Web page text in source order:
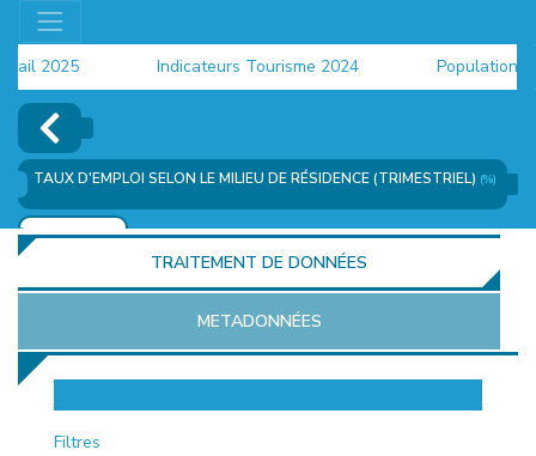
2025 Indicateurs Tourisme 2024 Population
TAUX D'EMPLOI SELON LE MILIEU DE RÉSIDENCE (TRIMESTRIEL) (%)
AJOUTER
TRAITEMENT DE DONNÉES
METADONNÉES
Filtres